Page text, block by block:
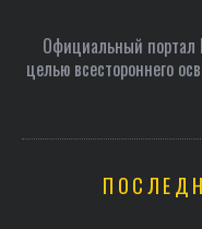
Официальный портал
целью всестороннего